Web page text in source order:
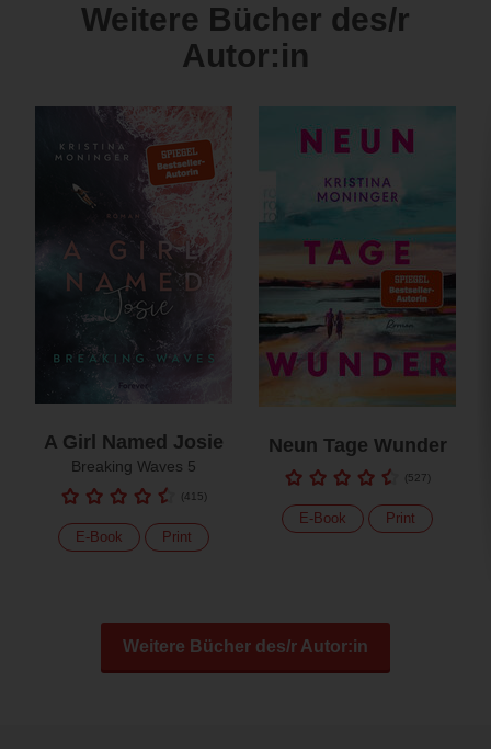
Weitere Bücher des/r
Autor:in
A Girl Named Josie
Breaking Waves 5
(415 )
E-Book Print
Neun Tage Wunder
(527 )
E-Book Print
Weitere Bücher des/r Autor:in